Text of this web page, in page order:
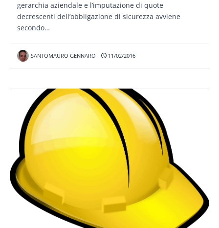
gerarchia aziendale e l’imputazione di quote
decrescenti dell’obbligazione di sicurezza avviene
secondo…
SANTOMAURO GENNARO 11/02/2016